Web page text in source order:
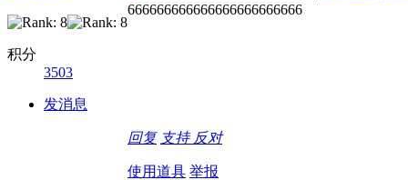
积分
3503
发消息
666666666666666666666666
回复 支持 反对
使用道具 举报